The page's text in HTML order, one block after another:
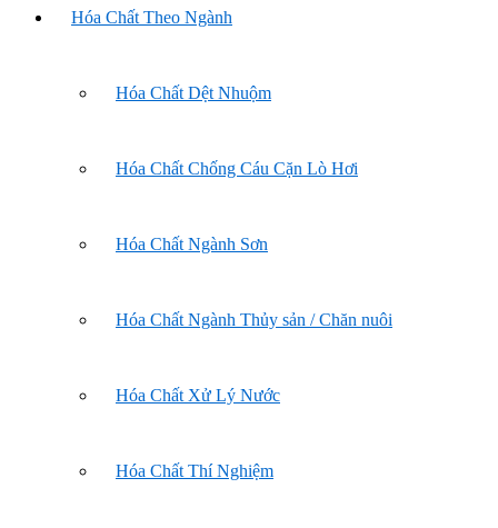
Hóa Chất Theo Ngành
Hóa Chất Dệt Nhuộm
Hóa Chất Chống Cáu Cặn Lò Hơi
Hóa Chất Ngành Sơn
Hóa Chất Ngành Thủy sản / Chăn nuôi
Hóa Chất Xử Lý Nước
Hóa Chất Thí Nghiệm